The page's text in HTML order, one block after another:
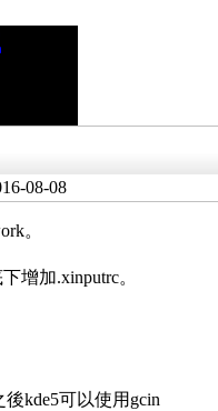
08-08
。
增加.xinputrc。
kde5可以使用gcin